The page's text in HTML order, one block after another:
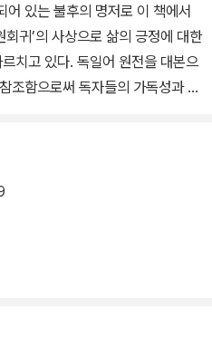
있는 불후의 명저로 이 책에서
회귀’의 사상으로 삶의 긍정에 대한
치고 있다. 독일어 원전을 대본으
조함으로써 독자들의 가독성과 이